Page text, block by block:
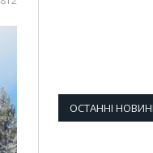
ОСТАННІ